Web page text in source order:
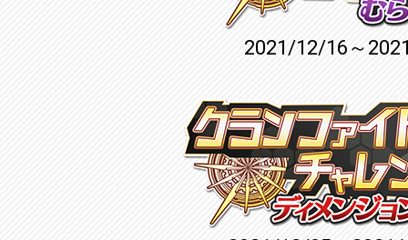
2021/12/16～